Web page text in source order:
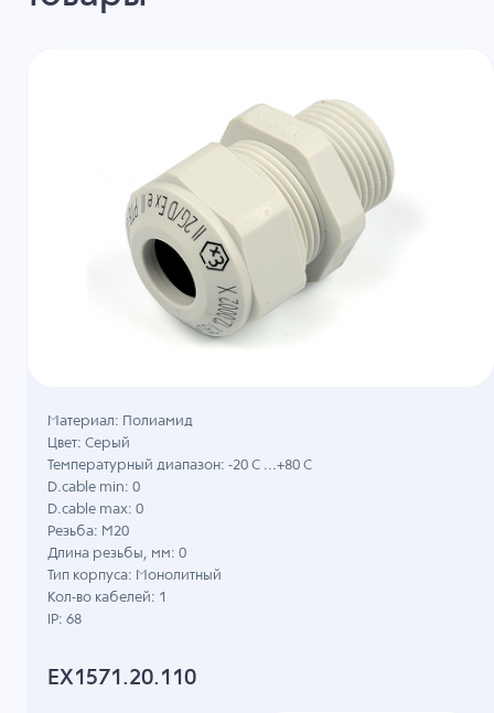
EX1571.20.110
Материал: Полиамид
Цвет: Серый
Температурный диапазон: -20 C ...+80 C
D.cable min: 0
D.cable max: 0
Резьба: M20
Длина резьбы, мм: 0
Тип корпуса: Монолитный
Кол-во кабелей: 1
IP: 68